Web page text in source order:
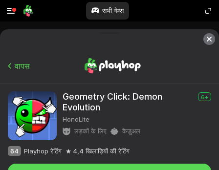
सभी गेम्स
वापस
Geometry Click: Demon
Evolution
6+
HonoLite
लड़कों के लिए
कैज़ुअल
64 Playhop रेटिंग 4,4 खिलाड़ियों की रेटिंग